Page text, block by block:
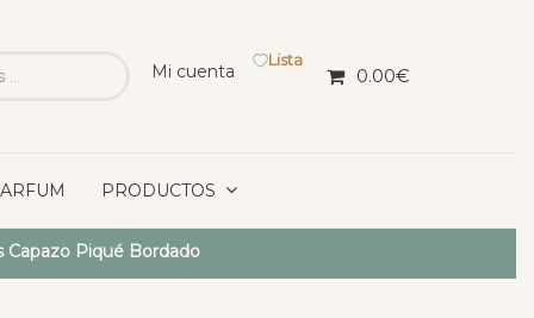
Mi cuenta
Lista
0.00€
PRODUCTOS
Capazo Piqué Bordado